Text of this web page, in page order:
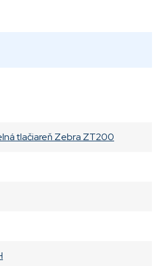
tlačiareň Zebra ZT200